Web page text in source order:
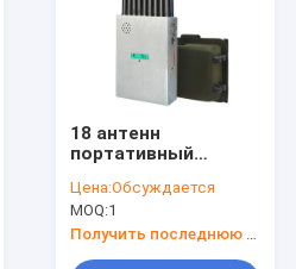
18 антенн
портативный
джаммер,
блокирующий WIFI
6E и мобильные
телефоны 2G, 3G,
Цена:Обсуждается
MOQ:1